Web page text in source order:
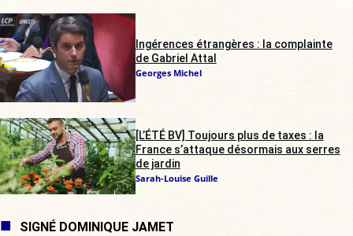
Ingérences étrangères : la complainte
de Gabriel Attal
Georges Michel
[L’ÉTÉ BV] Toujours plus de taxes : la
France s’attaque désormais aux serres
de jardin
Sarah-Louise Guille
SIGNÉ DOMINIQUE JAMET